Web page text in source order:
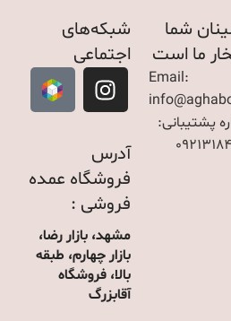
شما
ما است
Email:
پشتیبانی:
شبکه‌های
اجتماعی
آدرس
فروشگاه عمده
فروشی :
مشهد، بازار رضا،
بازار چهارم، طبقه
بالا، فروشگاه
آقابزرگ